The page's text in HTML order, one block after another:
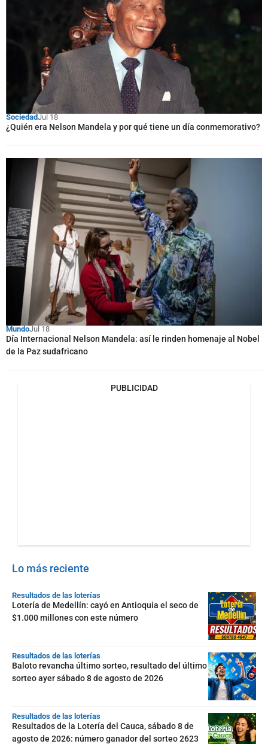
SociedadJul 18
¿Quién era Nelson Mandela y por qué tiene un día conmemorativo?
MundoJul 18
Día Internacional Nelson Mandela: así le rinden homenaje al Nobel
de la Paz sudafricano
PUBLICIDAD
Lo más reciente
Resultados de las loterías
Lotería de Medellín: cayó en Antioquia el seco de
$1.000 millones con este número
Resultados de las loterías
Baloto revancha último sorteo, resultado del último
sorteo ayer sábado 8 de agosto de 2026
Resultados de las loterías
Resultados de la Lotería del Cauca, sábado 8 de
agosto de 2026: número ganador del sorteo 2623